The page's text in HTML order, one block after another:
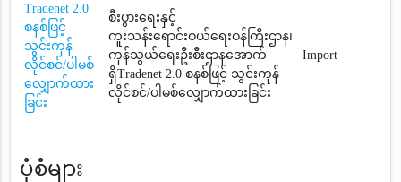
Tradenet 2.0
စနစ်ဖြင့်
သွင်းကုန်
လိုင်စင်/ပါမစ်
လျှောက်ထား
ခြင်း
စီးပွားရေးနှင့်
ကူးသန်းရောင်းဝယ်ရေးဝန်ကြီးဌာန၊
ကုန်သွယ်ရေးဦးစီးဌာနအောက်
ရှိTradenet 2.0 စနစ်ဖြင့် သွင်းကုန်
လိုင်စင်/ပါမစ်လျှောက်ထားခြင်း
Import
ပုံစံများ